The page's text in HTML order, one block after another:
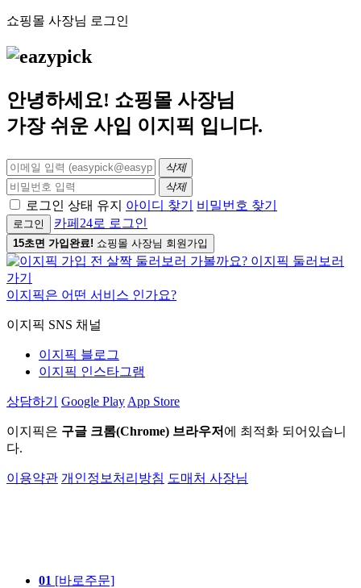
쇼핑몰 사장님 로그인
안녕하세요! 쇼핑몰 사장님
가장 쉬운 사입 이지픽 입니다.
삭제
삭제
로그인 상태 유지 아이디 찾기 비밀번호 찾기
로그인 카페24로 로그인
15초면 가입완료! 쇼핑몰 사장님 회원가입
이지픽은 어떤 서비스 인가요?
이지픽 SNS 채널
이지픽 블로그
이지픽 인스타그램
상담하기 Google Play App Store
이지픽은 구글 크롬(Chrome) 브라우저 에 최적화 되어있습니
다.
이용약관 개인정보처리방침 도매처 사장님
01 [바로주문]